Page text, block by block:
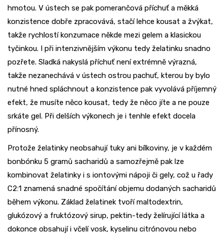
hmotou. V ústech se pak pomerančová příchuť a měkká
konzistence dobře zpracovává, stačí lehce kousat a žvýkat,
takže rychlostí konzumace někde mezi gelem a klasickou
tyčinkou. I při intenzivnějším výkonu tedy želatinku snadno
pozřete. Sladká nakyslá příchuť není extrémně výrazná,
takže nezanechává v ústech ostrou pachuť, kterou by bylo
nutné hned spláchnout a konzistence pak vyvolává příjemný
efekt, že musíte něco kousat, tedy že něco jíte a ne pouze
srkáte gel. Při delších výkonech je i tenhle efekt docela
přínosný.
Protože želatinky neobsahují tuky ani bílkoviny, je v každém
bonbónku 5 gramů sacharidů a samozřejmě pak lze
kombinovat želatinky i s iontovými nápoji či gely, což u řady
C2:1 znamená snadné spočítání objemu dodaných sacharidů
během výkonu. Základ želatinek tvoří maltodextrin,
glukózový a fruktózový sirup, pektin-tedy želírující látka a
dokonce obsahují i včelí vosk, kyselinu citrónovou nebo